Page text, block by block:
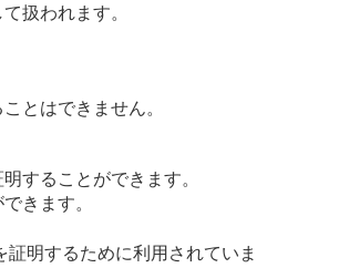
扱われます。
とはできません。
することができます。
きます。
明するために利用されていま